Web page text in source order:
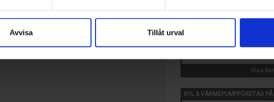
Avvisa Tillåt urval
Nürnberg, Tyskland
Visa
KYL & VÄRMEPUMPFÖRETAG